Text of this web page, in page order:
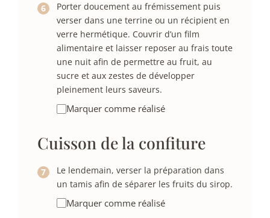
Porter doucement au frémissement puis
verser dans une terrine ou un récipient en
verre hermétique. Couvrir d’un film
alimentaire et laisser reposer au frais toute
une nuit afin de permettre au fruit, au
sucre et aux zestes de développer
pleinement leurs saveurs.
Marquer comme réalisé
Cuisson de la confiture
Le lendemain, verser la préparation dans
un tamis afin de séparer les fruits du sirop.
Marquer comme réalisé